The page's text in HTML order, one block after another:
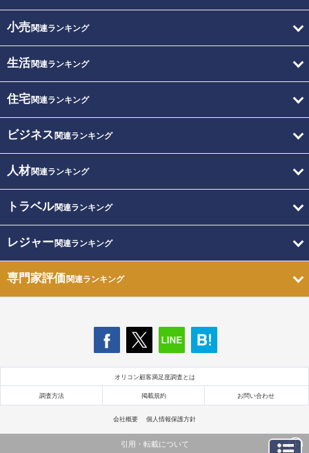
小売関連ランキング
生活関連ランキング
住宅関連ランキング
ビジネス 関連ランキング
人材関連ランキング
トラベル関連ランキング
レジャー関連ランキング
専門家評価関連ランキング
オリコン顧客満足度調査とは
調査方法 掲載規約 お問い合わせ
会社概要 個人情報保護方針
引用・転載について